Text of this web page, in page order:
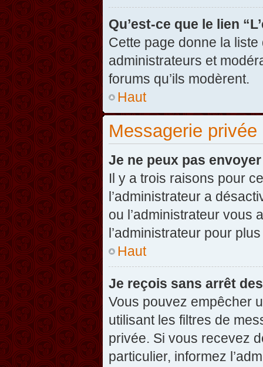
Qu’est-ce que le lien
Cette page donne la
administrateurs et
forums qu’ils modèrent.
Haut
Messagerie privée
Je ne peux pas
Il y a trois raisons pour
l’administrateur a
ou l’administrateur vous
l’administrateur pour
Haut
Je reçois sans arrêt
Vous pouvez empêcher
utilisant les filtres de
privée. Si vous recevez
particulier, informez